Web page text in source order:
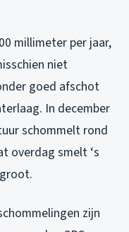
millimeter per jaar,
niet
goed afschot
In december
schommelt rond
overdag smelt ‘s
zijn